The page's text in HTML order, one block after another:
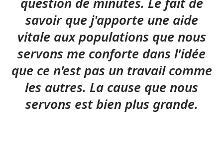
savoir que j'apporte une aide
vitale aux populations que nous
servons me conforte dans l'idée
que ce n'est pas un travail comme
les autres. La cause que nous
servons est bien plus grande.